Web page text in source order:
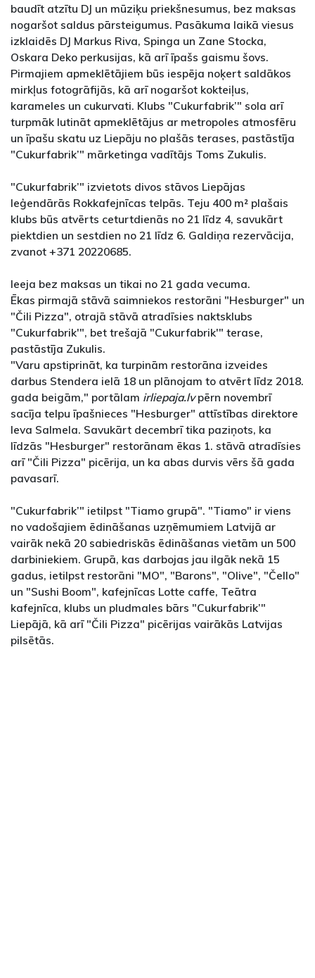
baudīt atzītu DJ un mūziķu priekšnesumus, bez maksas
nogaršot saldus pārsteigumus. Pasākuma laikā viesus
izklaidēs DJ Markus Riva, Spinga un Zane Stocka,
Oskara Deko perkusijas, kā arī īpašs gaismu šovs.
Pirmajiem apmeklētājiem būs iespēja noķert saldākos
mirkļus fotogrāfijās, kā arī nogaršot kokteiļus,
karameles un cukurvati. Klubs "Cukurfabrik’" sola arī
turpmāk lutināt apmeklētājus ar metropoles atmosfēru
un īpašu skatu uz Liepāju no plašās terases, pastāstīja
"Cukurfabrik’" mārketinga vadītājs Toms Zukulis.
"Cukurfabrik’" izvietots divos stāvos Liepājas
leģendārās Rokkafejnīcas telpās. Teju 400 m² plašais
klubs būs atvērts ceturtdienās no 21 līdz 4, savukārt
piektdien un sestdien no 21 līdz 6. Galdiņa rezervācija,
zvanot +371 20220685.
Ieeja bez maksas un tikai no 21 gada vecuma.
Ēkas pirmajā stāvā saimniekos restorāni "Hesburger" un
"Čili Pizza", otrajā stāvā atradīsies naktsklubs
"Cukurfabrik'", bet trešajā "Cukurfabrik'" terase,
pastāstīja Zukulis.
"Varu apstiprināt, ka turpinām restorāna izveides
darbus Stendera ielā 18 un plānojam to atvērt līdz 2018.
gada beigām," portālam irliepaja.lvpērn novembrī
sacīja telpu īpašnieces "Hesburger" attīstības direktore
Ieva Salmela. Savukārt decembrī tika paziņots, ka
līdzās "Hesburger" restorānam ēkas 1. stāvā atradīsies
arī "Čili Pizza" picērija, un ka abas durvis vērs šā gada
pavasarī.
"Cukurfabrik’" ietilpst "Tiamo grupā". "Tiamo" ir viens
no vadošajiem ēdināšanas uzņēmumiem Latvijā ar
vairāk nekā 20 sabiedriskās ēdināšanas vietām un 500
darbiniekiem. Grupā, kas darbojas jau ilgāk nekā 15
gadus, ietilpst restorāni "MO", "Barons", "Olive", "Čello"
un "Sushi Boom", kafejnīcas Lotte caffe, Teātra
kafejnīca, klubs un pludmales bārs "Cukurfabrik’"
Liepājā, kā arī "Čili Pizza" picērijas vairākās Latvijas
pilsētās.